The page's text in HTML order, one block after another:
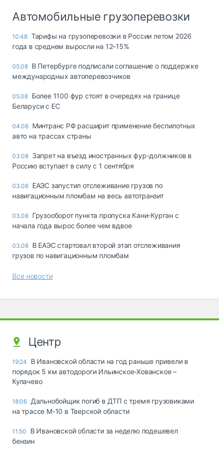
Автомобильные грузоперевозки
10:48 Тарифы на грузоперевозки в России летом 2026
года в среднем выросли на 12–15%
05.08 В Петербурге подписали соглашение о поддержке
международных автоперевозчиков
05.08 Более 1100 фур стоят в очередях на границе
Беларуси с ЕС
04.08 Минтранс РФ расширит применение беспилотных
авто на трассах страны
03.08 Запрет на въезд иностранных фур-должников в
Россию вступает в силу с 1 сентября
03.08 ЕАЭС запустил отслеживание грузов по
навигационным пломбам на весь автотранзит
03.08 Грузооборот пункта пропуска Кани-Курган с
начала года вырос более чем вдвое
03.08 В ЕАЭС стартовал второй этап отслеживания
грузов по навигационным пломбам
Все новости
Центр
19:24
В Ивановской области на год раньше привели в
порядок 5 км автодороги Ильинское-Хованское –
Кулачево
18:06 Дальнобойщик погиб в ДТП с тремя грузовиками
на трассе М-10 в Тверской области
11:50
В Ивановской области за неделю подешевел
бензин